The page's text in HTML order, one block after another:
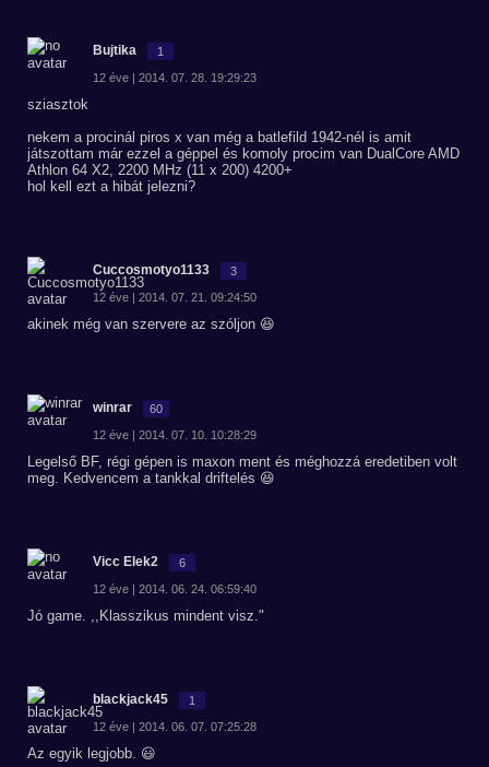
Bujtika 1
12 éve | 2014. 07. 28. 19:29:23
sziasztok
nekem a procinál piros x van még a batlefild 1942-nél is amit
játszottam már ezzel a géppel és komoly procim van DualCore AMD
Athlon 64 X2, 2200 MHz (11 x 200) 4200+
hol kell ezt a hibát jelezni?
Cuccosmotyo1133 3
12 éve | 2014. 07. 21. 09:24:50
akinek még van szervere az szóljon 😆
winrar 60
12 éve | 2014. 07. 10. 10:28:29
Legelső BF, régi gépen is maxon ment és méghozzá eredetiben volt
meg. Kedvencem a tankkal driftelés 😆
Vicc Elek2 6
12 éve | 2014. 06. 24. 06:59:40
Jó game. ,,Klasszikus mindent visz."
blackjack45 1
12 éve | 2014. 06. 07. 07:25:28
Az egyik legjobb. 😃